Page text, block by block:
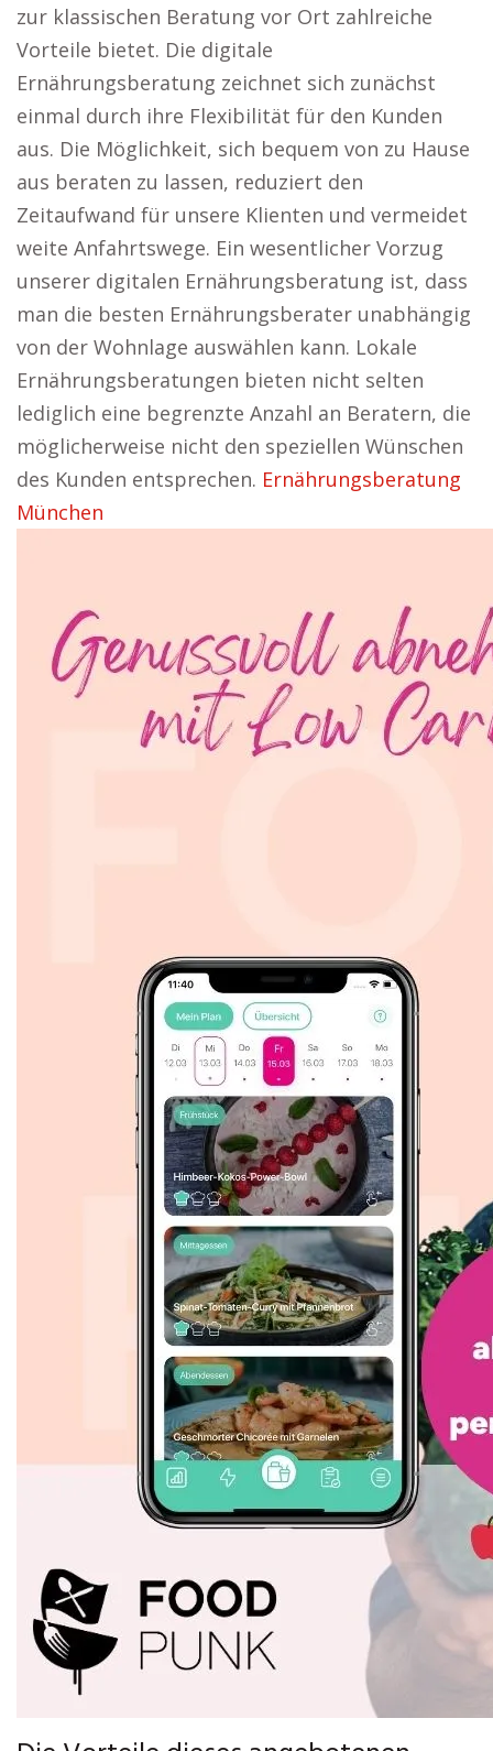
zur klassischen Beratung vor Ort zahlreiche
Vorteile bietet. Die digitale
Ernährungsberatung zeichnet sich zunächst
einmal durch ihre Flexibilität für den Kunden
aus. Die Möglichkeit, sich bequem von zu Hause
aus beraten zu lassen, reduziert den
Zeitaufwand für unsere Klienten und vermeidet
weite Anfahrtswege. Ein wesentlicher Vorzug
unserer digitalen Ernährungsberatung ist, dass
man die besten Ernährungsberater unabhängig
von der Wohnlage auswählen kann. Lokale
Ernährungsberatungen bieten nicht selten
lediglich eine begrenzte Anzahl an Beratern, die
möglicherweise nicht den speziellen Wünschen
des Kunden entsprechen. Ernährungsberatung
München